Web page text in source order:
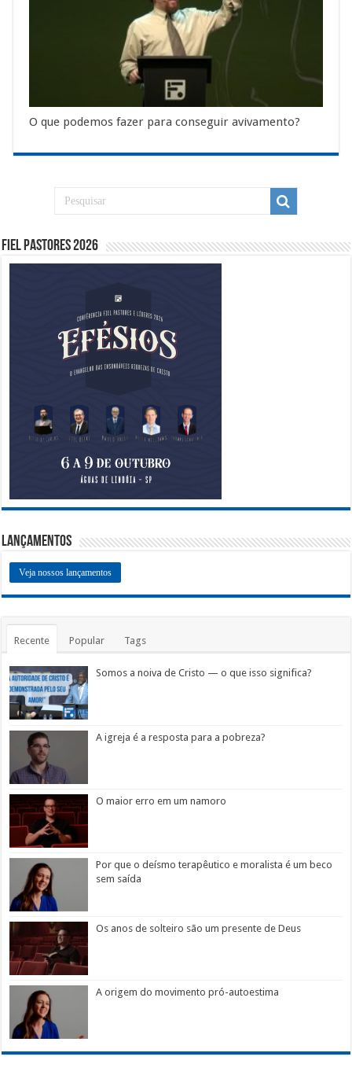
O que podemos fazer para conseguir avivamento?
Fiel Pastores 2026
Lançamentos
Veja nossos lançamentos
Recente Popular Tags
Somos a noiva de Cristo — o que isso significa?
A igreja é a resposta para a pobreza?
O maior erro em um namoro
Por que o deísmo terapêutico e moralista é um beco
sem saída
Os anos de solteiro são um presente de Deus
A origem do movimento pró-autoestima